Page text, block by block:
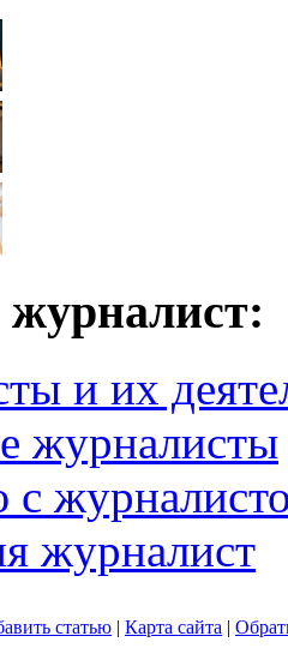
и их
журналисты
с
журналист
статью | Карта сайта |